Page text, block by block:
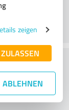
zeigen
ABLEHNEN
to